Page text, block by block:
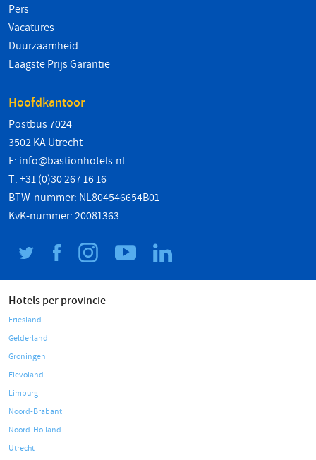
Pers
Vacatures
Duurzaamheid
Laagste Prijs Garantie
Hoofdkantoor
Postbus 7024
3502 KA Utrecht
E: info@bastionhotels.nl
T: +31 (0)30 267 16 16
BTW-nummer: NL804546654B01
KvK-nummer: 20081363
Hotels per provincie
Friesland
Gelderland
Groningen
Flevoland
Limburg
Noord-Brabant
Noord-Holland
Utrecht